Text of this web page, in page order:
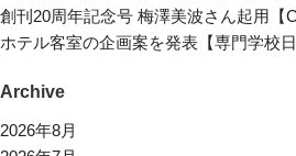
創刊20周年記念号 梅澤美波さん起用【
ホテル客室の企画案を発表【専門学校
Archive
2026年8月